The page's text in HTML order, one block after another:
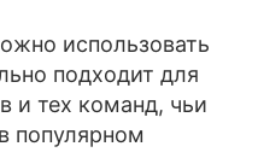
использовать
подходит для
и тех команд, чьи
популярном